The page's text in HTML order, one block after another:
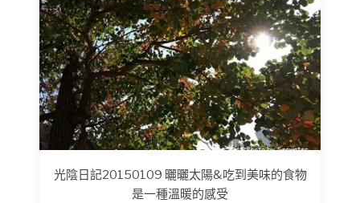
光陰日記20150109 曬曬太陽&吃到美味的食物
是一種溫暖的感受